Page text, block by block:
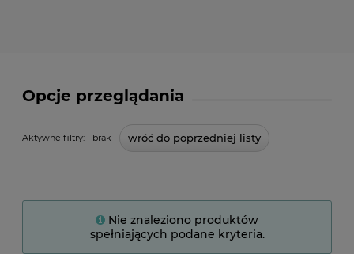
Opcje przeglądania
Aktywne filtry: brak wróć do poprzedniej listy
Nie znaleziono produktów
spełniających podane kryteria.